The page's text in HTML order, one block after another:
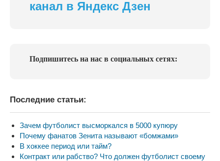
канал в Яндекс Дзен
Подпишитесь на нас в социальных сетях:
Последние статьи:
Зачем футболист высморкался в 5000 купюру
Почему фанатов Зенита называют «бомжами»
В хоккее период или тайм?
Контракт или рабство? Что должен футболист своему